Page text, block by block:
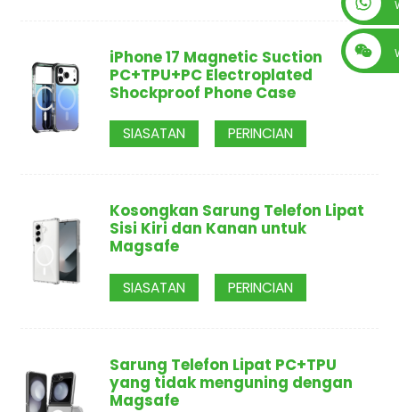
iPhone 17 Magnetic Suction
PC+TPU+PC Electroplated
Shockproof Phone Case
SIASATAN PERINCIAN
Kosongkan Sarung Telefon Lipat
Sisi Kiri dan Kanan untuk
Magsafe
SIASATAN PERINCIAN
Sarung Telefon Lipat PC+TPU
yang tidak menguning dengan
Magsafe